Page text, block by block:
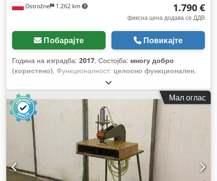
Ostrożne 1.262 km 1.790 €
фиксна цена додава се ДДВ
Побарајте Повикајте
Година на изградба: 2017, Состојба: многу добро
(користено), Функционалност: целосно функционален,
Мал оглас